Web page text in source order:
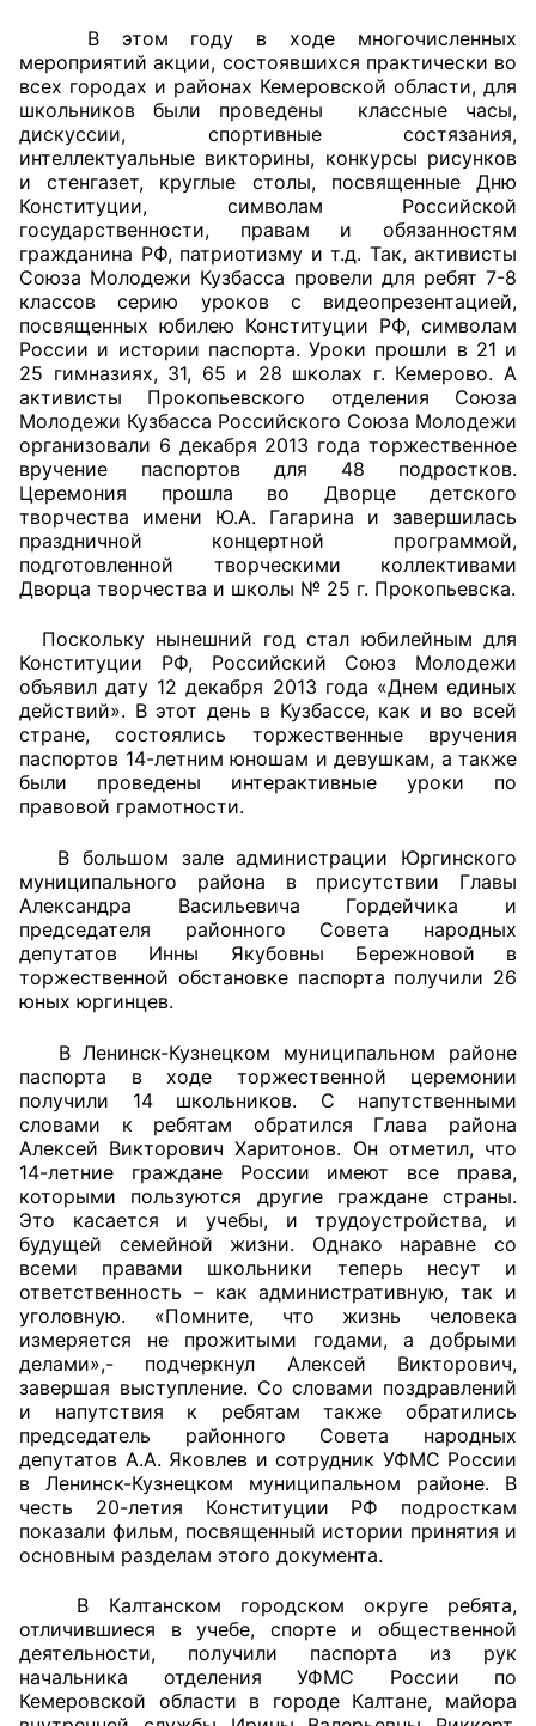
Члены ОП КО
Документы ОП КО
Регламент ОП КО
Кодекс этики ОП КО
Положения
Соглашения
Рекомендации
Порядок работы ЦОН
Аппарат ОП КО
УСТАВ ГКУ “АППАРАТ ОП КО”
Доходы руководителя за 2024 г.
В этом году в ходе многочисленных
мероприятий акции, состоявшихся практически во
всех городах и районах Кемеровской области, для
школьников были проведены классные часы,
дискуссии, спортивные состязания,
интеллектуальные викторины, конкурсы рисунков
и стенгазет, круглые столы, посвященные Дню
Конституции, символам Российской
государственности, правам и обязанностям
гражданина РФ, патриотизму и т.д. Так, активисты
Союза Молодежи Кузбасса провели для ребят 7-8
классов серию уроков с видеопрезентацией,
посвященных юбилею Конституции РФ, символам
России и истории паспорта. Уроки прошли в 21 и
25 гимназиях, 31, 65 и 28 школах г. Кемерово. А
активисты Прокопьевского отделения Союза
Молодежи Кузбасса Российского Союза Молодежи
организовали 6 декабря 2013 года торжественное
вручение паспортов для 48 подростков.
Церемония прошла во Дворце детского
творчества имени Ю.А. Гагарина и завершилась
праздничной концертной программой,
подготовленной творческими коллективами
Дворца творчества и школы № 25 г. Прокопьевска.
Поскольку нынешний год стал юбилейным для
Конституции РФ, Российский Союз Молодежи
объявил дату 12 декабря 2013 года «Днем единых
действий». В этот день в Кузбассе, как и во всей
стране, состоялись торжественные вручения
паспортов 14-летним юношам и девушкам, а также
были проведены интерактивные уроки по
правовой грамотности.
В большом зале администрации Юргинского
муниципального района в присутствии Главы
Александра Васильевича Гордейчика и
председателя районного Совета народных
депутатов Инны Якубовны Бережновой в
торжественной обстановке паспорта получили 26
юных юргинцев.
В Ленинск-Кузнецком муниципальном районе
паспорта в ходе торжественной церемонии
получили 14 школьников. С напутственными
словами к ребятам обратился Глава района
Алексей Викторович Харитонов. Он отметил, что
14-летние граждане России имеют все права,
которыми пользуются другие граждане страны.
Это касается и учебы, и трудоустройства, и
будущей семейной жизни. Однако наравне со
всеми правами школьники теперь несут и
ответственность – как административную, так и
уголовную. «Помните, что жизнь человека
измеряется не прожитыми годами, а добрыми
делами»,- подчеркнул Алексей Викторович,
завершая выступление. Со словами поздравлений
и напутствия к ребятам также обратились
председатель районного Совета народных
депутатов А.А. Яковлев и сотрудник УФМС России
в Ленинск-Кузнецком муниципальном районе. В
честь 20-летия Конституции РФ подросткам
показали фильм, посвященный истории принятия и
основным разделам этого документа.
В Калтанском городском округе ребята,
отличившиеся в учебе, спорте и общественной
деятельности, получили паспорта из рук
начальника отделения УФМС России по
Кемеровской области в городе Калтане, майора